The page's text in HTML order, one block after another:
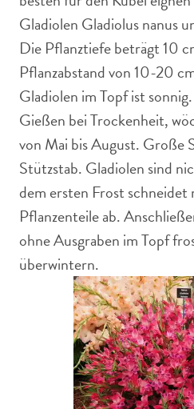
Gladiolen Gladiolus nanus
Die Pflanztiefe beträgt 10
Pflanzabstand von 10-20
Gladiolen im Topf ist
Gießen bei Trockenheit,
von Mai bis August. Große
Stützstab. Gladiolen sind
dem ersten Frost schneidet
Pflanzenteile ab.
ohne Ausgraben im Topf
überwintern.